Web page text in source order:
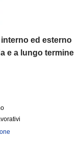
ed esterno
e a lungo termine